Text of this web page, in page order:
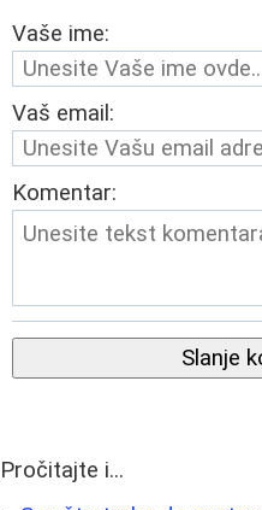
Vaše ime:
Vaš email:
Komentar:
Slanje
Pročitajte i...